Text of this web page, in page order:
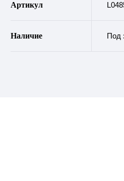
Артикул
Наличие Под